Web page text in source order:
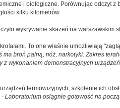
i biologiczne. Porównując odczyt z
kilku kilometrów.
wykrywanie skażeń na warszawskim
To one właśnie umożliwiają
broń palną, nóż, narkotyki. Zakres
wykonaniem demonstracyjnych
termowizyjnych, szkolenie ich
- Laboratorium osiągnie gotowość na